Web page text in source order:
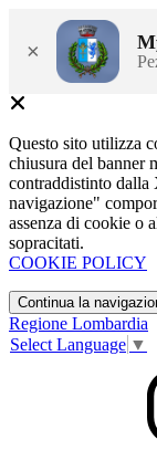
×
Questo sito utilizza
chiusura del banner
contraddistinto dalla
navigazione"
assenza di cookie o
sopracitati.
COOKIE POLICY
Continua la
Regione Lombardia
Select Language ▼